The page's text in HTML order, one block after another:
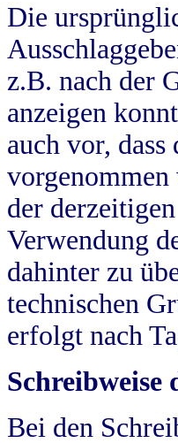
Die
z.B. nach der
anzeigen
auch vor,
der
Verwendung
dahinter zu
technischen
erfolgt nach
Schreibweise
Bei den